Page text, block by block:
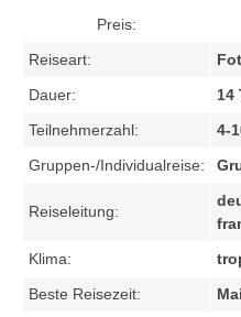
Preis:
Reiseart:
Dauer:
14
Teilnehmerzahl:
4-
Gruppen-/Individualreise:
Reiseleitung:
Klima:
Beste Reisezeit: